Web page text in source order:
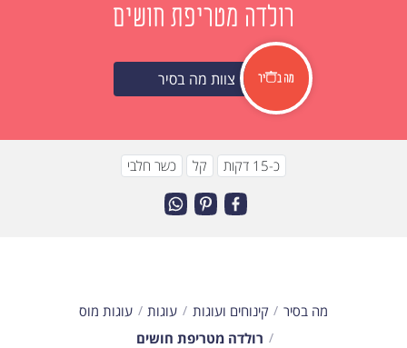
רולדה מטריפת חושים
צוות מה בסיר
כ-15 דקות קל כשר חלבי
מה בסיר קינוחים ועוגות עוגות
עוגות מוס
רולדה מטריפת חושים